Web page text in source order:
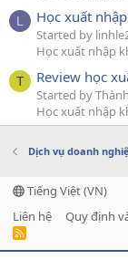
L Học xuất
Started by
Học xuất nhập
T Review học
Started by
Học xuất nhập
Dịch vụ doanh
Tiếng Việt (VN)
Liên hệ
Quy định
R